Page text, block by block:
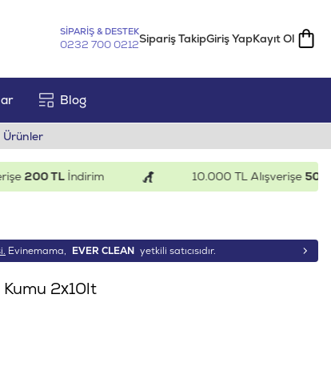
SİPARİŞ & DESTEK
0232 700 0212Sipariş TakipGiriş YapKayıt Ol
Blog
Ürünler
200 TLİndirim 10.000 TL Alışverişe500 TL
Evinemama, EVER CLEAN yetkili satıcısıdır.
2x10lt